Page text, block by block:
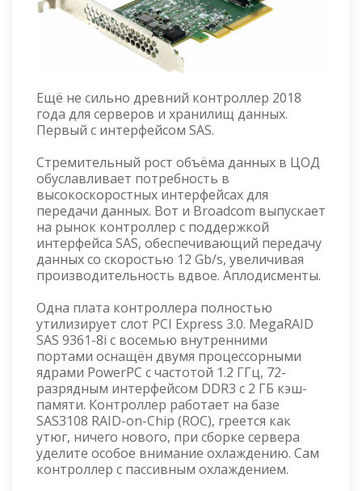
Ещё не сильно древний контроллер 2018
года для серверов и хранилищ данных.
Первый с интерфейсом SAS.
Стремительный рост объёма данных в ЦОД
обуславливает потребность в
высокоскоростных интерфейсах для
передачи данных. Вот и Broadcom выпускает
на рынок контроллер с поддержкой
интерфейса SAS, обеспечивающий передачу
данных со скоростью 12 Gb/s, увеличивая
производительность вдвое. Аплодисменты.
Одна плата контроллера полностью
утилизирует слот PCI Express 3.0. MegaRAID
SAS 9361-8i с восемью внутренними
портами оснащён двумя процессорными
ядрами PowerPC с частотой 1.2 ГГц, 72-
разрядным интерфейсом DDR3 с 2 ГБ кэш-
памяти. Контроллер работает на базе
SAS3108 RAID-on-Chip (ROC), греется как
утюг, ничего нового, при сборке сервера
уделите особое внимание охлаждению. Сам
контроллер с пассивным охлаждением.